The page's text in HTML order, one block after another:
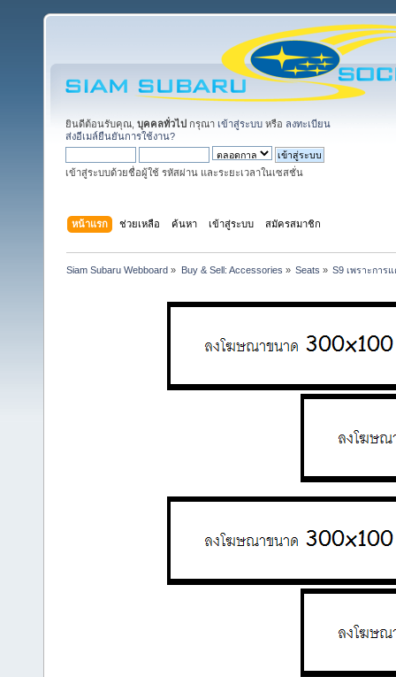
ยินดีต้อนรับคุณ, บุคคลทั่วไป กรุณา เข้าสู่ระบบ หรือ ลงทะเบียน
ส่งอีเมล์ยืนยันการใช้งาน?
เข้าสู่ระบบด้วยชื่อผู้ใช้ รหัสผ่าน และระยะเวลาในเซสชั่น
หน้าแรก ช่วยเหลือ ค้นหา เข้าสู่ระบบ สมัครสมาชิก
Siam Subaru Webboard » Buy & Sell: Accessories » Seats » S9 เพราะการ